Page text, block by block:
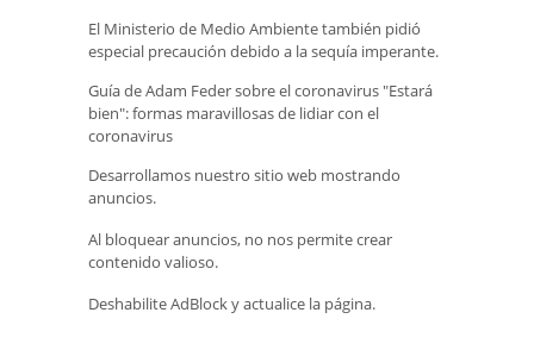
El Ministerio de Medio Ambiente también pidió
especial precaución debido a la sequía imperante.
Guía de Adam Feder sobre el coronavirus "Estará
bien": formas maravillosas de lidiar con el
coronavirus
Desarrollamos nuestro sitio web mostrando
anuncios.
Al bloquear anuncios, no nos permite crear
contenido valioso.
Deshabilite AdBlock y actualice la página.